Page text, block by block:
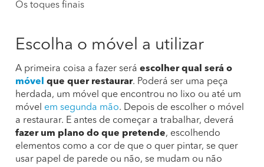
Os toques finais
Escolha o móvel a utilizar
A primeira coisa a fazer será escolher qual será o
móvel que quer restaurar. Poderá ser uma peça
herdada, um móvel que encontrou no lixo ou até um
móvel em segunda mão. Depois de escolher o móvel
a restaurar. E antes de começar a trabalhar, deverá
fazer um plano do que pretende, escolhendo
elementos como a cor de que o quer pintar, se quer
usar papel de parede ou não, se mudam ou não